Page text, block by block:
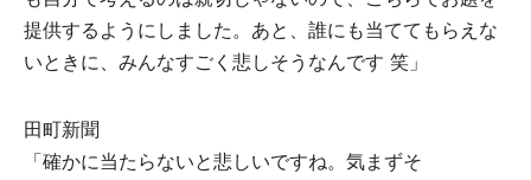
提供するようにしました。あと、誰にも当ててもらえな
いときに、みんなすごく悲しそうなんです 笑」
⽥町新聞
「確かに当たらないと悲しいですね。気まずそ